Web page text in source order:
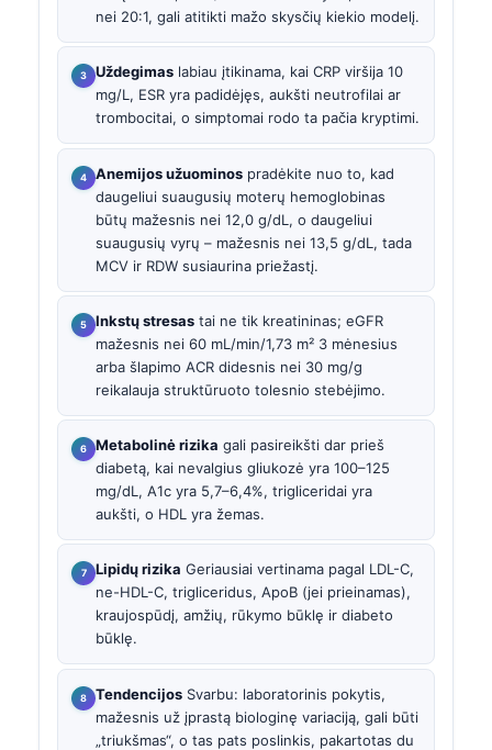
nei 20:1, gali atitikti mažo skysčių kiekio modelį.
Uždegimas labiau įtikinama, kai CRP viršija 10
mg/L, ESR yra padidėjęs, aukšti neutrofilai ar
trombocitai, o simptomai rodo ta pačia kryptimi.
Anemijos užuominos pradėkite nuo to, kad
daugeliui suaugusių moterų hemoglobinas
būtų mažesnis nei 12,0 g/dL, o daugeliui
suaugusių vyrų – mažesnis nei 13,5 g/dL, tada
MCV ir RDW susiaurina priežastį.
Inkstų stresas tai ne tik kreatininas; eGFR
mažesnis nei 60 mL/min/1,73 m² 3 mėnesius
arba šlapimo ACR didesnis nei 30 mg/g
reikalauja struktūruoto tolesnio stebėjimo.
Metabolinė rizika gali pasireikšti dar prieš
diabetą, kai nevalgius gliukozė yra 100–125
mg/dL, A1c yra 5,7–6,4%, trigliceridai yra
aukšti, o HDL yra žemas.
Lipidų rizika Geriausiai vertinama pagal LDL-C,
ne-HDL-C, trigliceridus, ApoB (jei prieinamas),
kraujospūdį, amžių, rūkymo būklę ir diabeto
būklę.
Tendencijos Svarbu: laboratorinis pokytis,
mažesnis už įprastą biologinę variaciją, gali būti
„triukšmas“, o tas pats poslinkis, pakartotas du